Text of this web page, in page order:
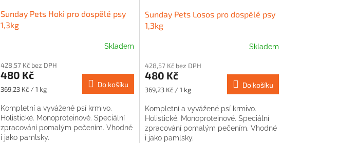
Sunday Pets Hoki pro dospělé psy
1,3kg
Skladem
428,57 Kč bez DPH
480 Kč
Měrná
369,23 Kč / 1 kg
Do košíku
Kompletní a vyvážené psí krmivo.
Holistické. Monoproteinové. Speciální
zpracování pomalým pečením. Vhodné
i jako pamlsky.
Sunday Pets Losos pro dospělé psy
1,3kg
Skladem
428,57 Kč bez DPH
480 Kč
Měrná
369,23 Kč / 1 kg
Do košíku
Kompletní a vyvážené psí krmivo.
Holistické. Monoproteinové. Speciální
zpracování pomalým pečením. Vhodné
i jako pamlsky.